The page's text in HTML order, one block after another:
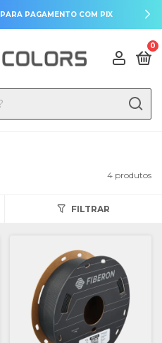
PAGAMENTO COM PIX
0
4 produtos
FILTRAR